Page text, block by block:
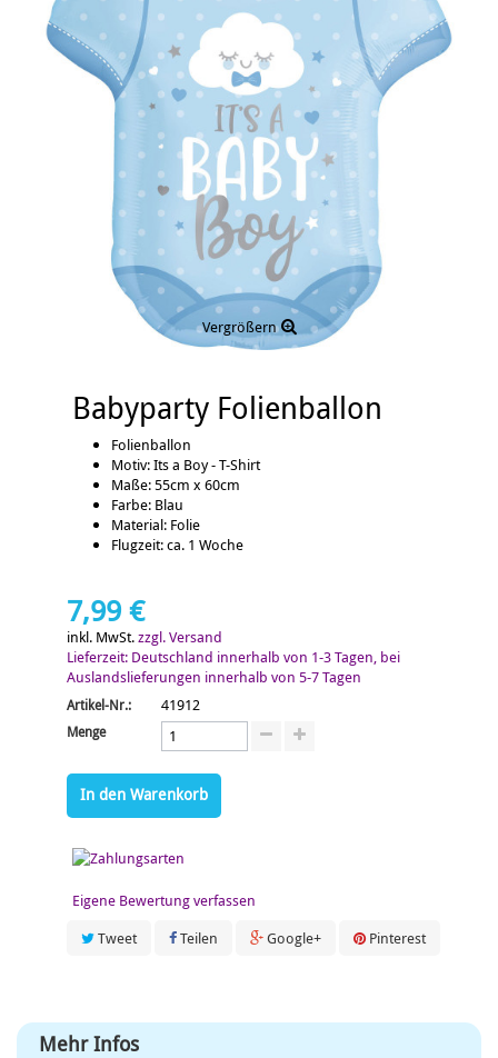
Vergrößern
Babyparty Folienballon
Folienballon
Motiv: Its a Boy - T-Shirt
Maße: 55cm x 60cm
Farbe: Blau
Material: Folie
Flugzeit: ca. 1 Woche
7,99 €
inkl. MwSt.zzgl. Versand
Lieferzeit: Deutschland innerhalb von 1-3 Tagen, bei
Auslandslieferungen innerhalb von 5-7 Tagen
Artikel-Nr.: 41912
Menge
In den Warenkorb
Eigene Bewertung verfassen
Tweet
Teilen Google+ Pinterest
Mehr Infos